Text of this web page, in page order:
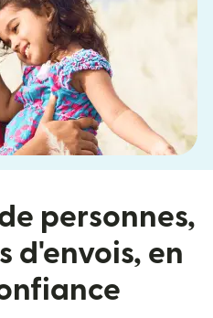
personnes,
d'envois, en